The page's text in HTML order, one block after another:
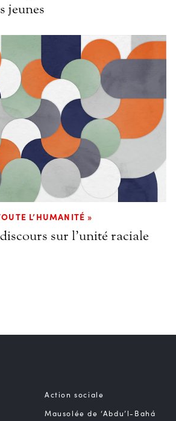
jeunes
L’HUMANITÉ »
sur l’unité raciale
Action sociale
Mausolée de ‘Abdu’l-Bahá